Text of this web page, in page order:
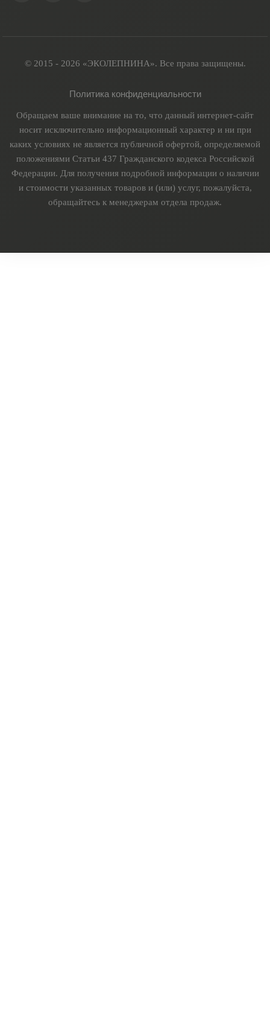
© 2015 - 2026 «ЭКОЛЕПНИНА». Все права защищены.
Политика конфиденциальности
Обращаем ваше внимание на то, что данный интернет-сайт
носит исключительно информационный характер и ни при
каких условиях не является публичной офертой, определяемой
положениями Статьи 437 Гражданского кодекса Российской
Федерации. Для получения подробной информации о наличии
и стоимости указанных товаров и (или) услуг, пожалуйста,
обращайтесь к менеджерам отдела продаж.